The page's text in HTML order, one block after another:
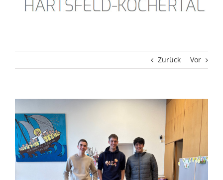
Zurück Vor
grösseres
Bild